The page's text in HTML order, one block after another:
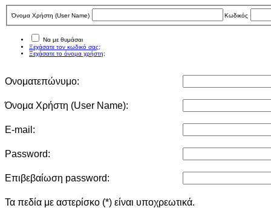
Όνομα Χρήστη (User Νame) Κωδικός
Να με θυμάσαι
Ξεχάσατε τον κωδικό σας;
Ξεχάσατε το όνομα χρήστη;
Ονοματεπώνυμο:
Όνομα Χρήστη (User Νame):
E-mail:
Password:
Επιβεβαίωση password:
Τα πεδία με αστερίσκο (*) είναι υποχρεωτικά.